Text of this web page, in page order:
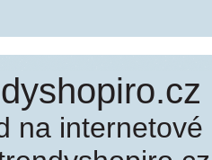
na internetové